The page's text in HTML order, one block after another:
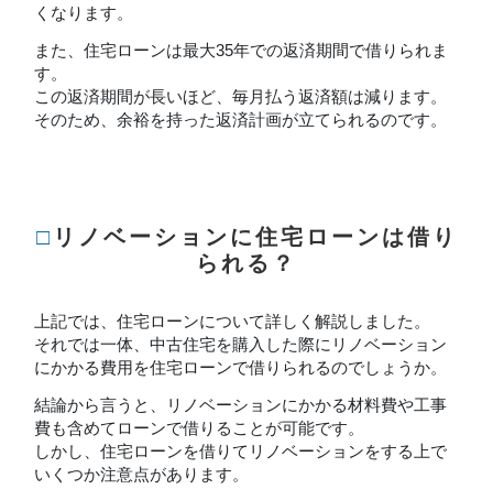
くなります。
また、住宅ローンは最大35年での返済期間で借りられま
す。
この返済期間が長いほど、毎月払う返済額は減ります。
そのため、余裕を持った返済計画が立てられるのです。
□リノベーションに住宅ローンは借り
られる？
上記では、住宅ローンについて詳しく解説しました。
それでは一体、中古住宅を購入した際にリノベーション
にかかる費用を住宅ローンで借りられるのでしょうか。
結論から言うと、リノベーションにかかる材料費や工事
費も含めてローンで借りることが可能です。
しかし、住宅ローンを借りてリノベーションをする上で
いくつか注意点があります。